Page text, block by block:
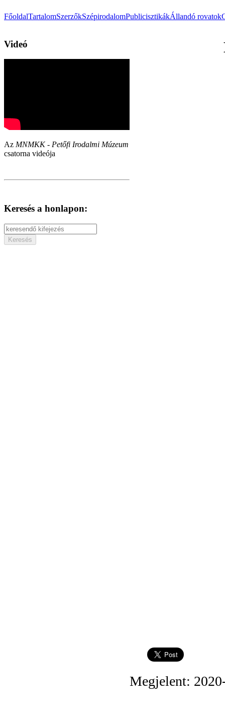
FőoldalTartalomSzerzőkSzépirodalomPublicisztikákÁllandó rovatok
Videó
Az MNMKK - Petőfi Irodalmi Múzeum
csatorna videója
Keresés a honlapon:
Megjelent: